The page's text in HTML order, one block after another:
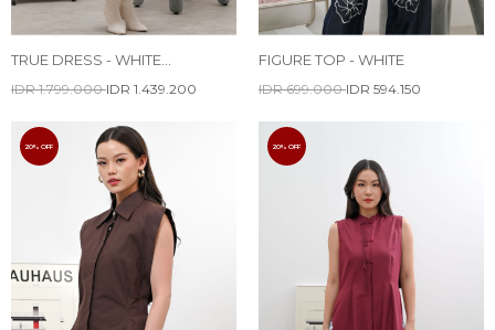
TRUE DRESS - WHITE
IDR 1.799.000IDR 1.439.200
FIGURE TOP - WHITE
IDR 699.000IDR 594.150
20% OFF 20% OFF